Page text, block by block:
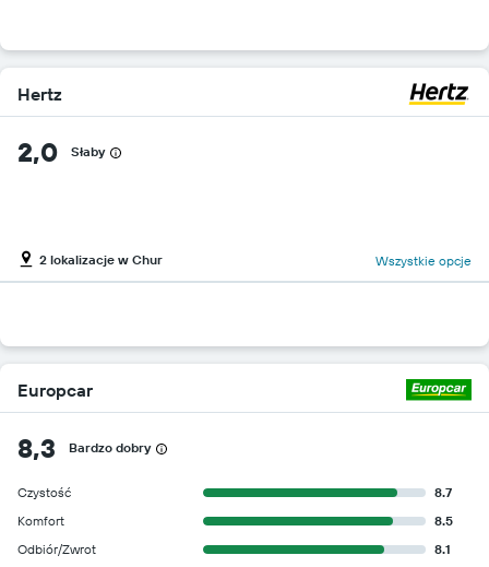
Hertz
2,0 Słaby
2 lokalizacje w Chur Wszystkie opcje
Europcar
8,3 Bardzo dobry
Czystość
8.7
Komfort
8.5
Odbiór/Zwrot
8.1